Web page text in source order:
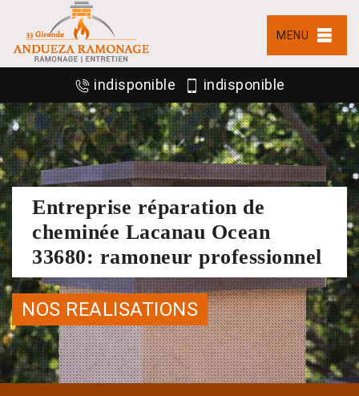
MENU
indisponible indisponible
Entreprise réparation de
cheminée Lacanau Ocean
33680: ramoneur professionnel
NOS REALISATIONS